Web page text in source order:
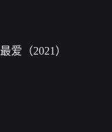
最爱（2021）